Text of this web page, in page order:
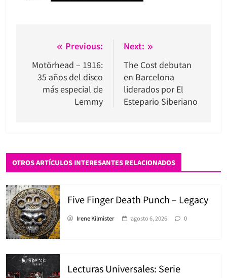
Navegación
de
entradas
Previous:
Motörhead – 1916:
35 años del disco
más especial de
Lemmy
Next:
The Cost debutan
en Barcelona
liderados por El
Estepario Siberiano
OTROS ARTÍCULOS INTERESANTES RELACIONADOS
Five Finger Death Punch – Legacy
Irene Kilmister agosto 6, 2026 0
Lecturas Universales: Serie